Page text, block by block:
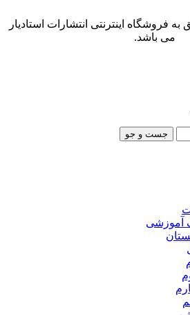
فروشگاه اینترنتی انتشارات استادیار
می باشد.
جست و جو
آموزشی